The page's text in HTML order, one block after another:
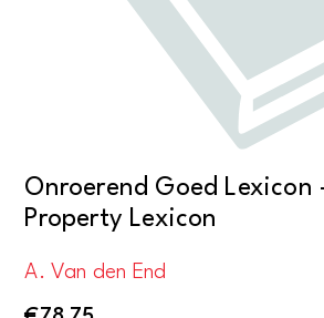
Onroerend Goed Lexicon
Property Lexicon
A. Van den End